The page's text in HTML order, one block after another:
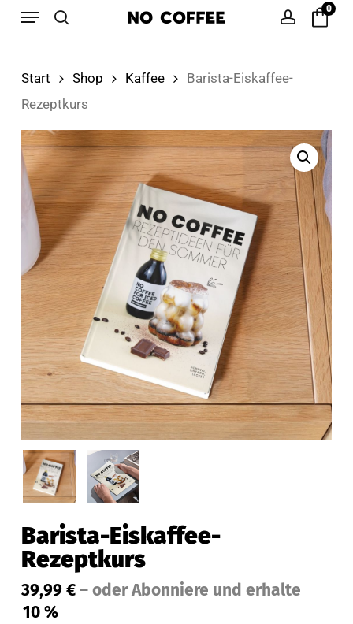
Skip
content
0
Menu
Start Shop Kaffee
Barista-Eiskaffee-
Rezeptkurs
Barista-Eiskaffee-
Rezeptkurs
39,99 €–oder Abonniere und erhalte
10 %